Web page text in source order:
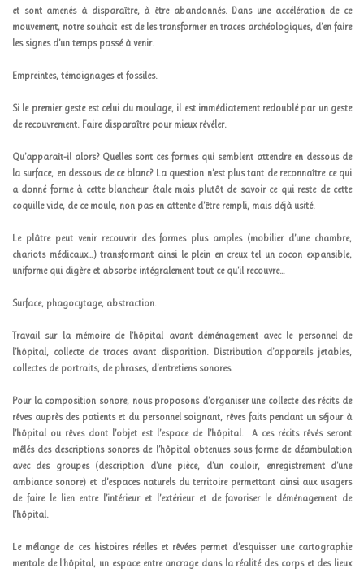
et sont amenés à disparaître, à être abandonnés. Dans une accélération de ce
mouvement, notre souhait est de les transformer en traces archéologiques, d’en faire
les signes d’un temps passé à venir.
Empreintes, témoignages et fossiles.
Si le premier geste est celui du moulage, il est immédiatement redoublé par un geste
de recouvrement. Faire disparaître pour mieux révéler.
Qu’apparaît-il alors? Quelles sont ces formes qui semblent attendre en dessous de
la surface, en dessous de ce blanc? La question n’est plus tant de reconnaître ce qui
a donné forme à cette blancheur étale mais plutôt de savoir ce qui reste de cette
coquille vide, de ce moule, non pas en attente d’être rempli, mais déjà usité.
Le plâtre peut venir recouvrir des formes plus amples (mobilier d’une chambre,
chariots médicaux…) transformant ainsi le plein en creux tel un cocon expansible,
uniforme qui digère et absorbe intégralement tout ce qu’il recouvre…
Surface, phagocytage, abstraction.
Travail sur la mémoire de l’hôpital avant déménagement avec le personnel de
l’hôpital, collecte de traces avant disparition. Distribution d’appareils jetables,
collectes de portraits, de phrases, d’entretiens sonores.
Pour la composition sonore, nous proposons d’organiser une collecte des récits de
rêves auprès des patients et du personnel soignant, rêves faits pendant un séjour à
l’hôpital ou rêves dont l’objet est l’espace de l’hôpital.
A ces récits rêvés seront
mêlés des descriptions sonores de l’hôpital obtenues sous forme de déambulation
avec des groupes (description d’une pièce, d’un couloir, enregistrement d’une
ambiance sonore) et d’espaces naturels du territoire permettant ainsi aux usagers
de faire le lien entre l’intérieur et l’extérieur et de favoriser le déménagement de
l’hôpital.
Le mélange de ces histoires réelles et rêvées permet d’esquisser une cartographie
mentale de l’hôpital, un espace entre ancrage dans la réalité des corps et des lieux